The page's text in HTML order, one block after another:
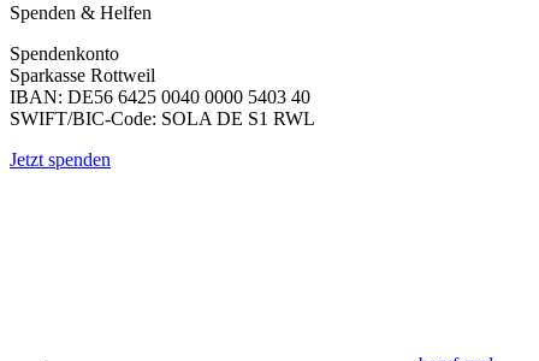
Spenden & Helfen
Spendenkonto
Sparkasse Rottweil
IBAN: DE56 6425 0040 0000 5403 40
SWIFT/BIC-Code: SOLA DE S1 RWL
Jetzt spenden